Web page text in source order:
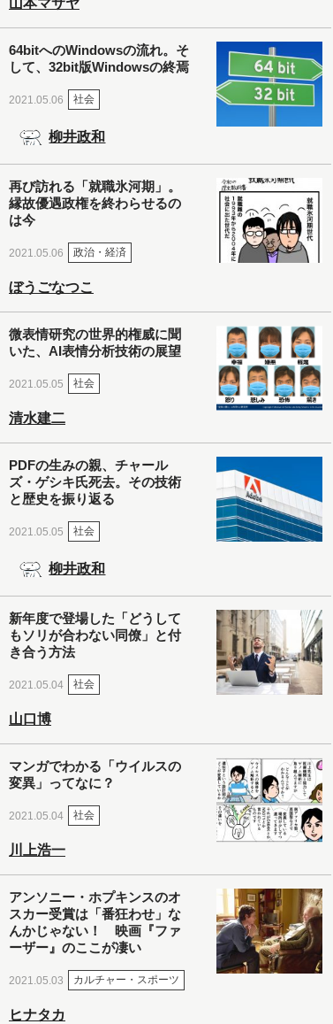
山本マサヤ
64bitへのWindowsの流れ。そ
して、32bit版Windowsの終焉
2021.05.06 社会
柳井政和
再び訪れる「就職氷河期」。
縁故優遇政権を終わらせるの
は今
2021.05.06 政治・経済
ぼうごなつこ
微表情研究の世界的権威に聞
いた、AI表情分析技術の展望
2021.05.05 社会
清水建二
PDFの生みの親、チャール
ズ・ゲシキ氏死去。その技術
と歴史を振り返る
2021.05.05 社会
柳井政和
新年度で登場した「どうして
もソリが合わない同僚」と付
き合う方法
2021.05.04 社会
山口博
マンガでわかる「ウイルスの
変異」ってなに？
2021.05.04 社会
川上浩一
アンソニー・ホプキンスのオ
スカー受賞は「番狂わせ」な
んかじゃない！ 映画『ファ
ーザー』のここが凄い
2021.05.03 カルチャー・スポーツ
ヒナタカ